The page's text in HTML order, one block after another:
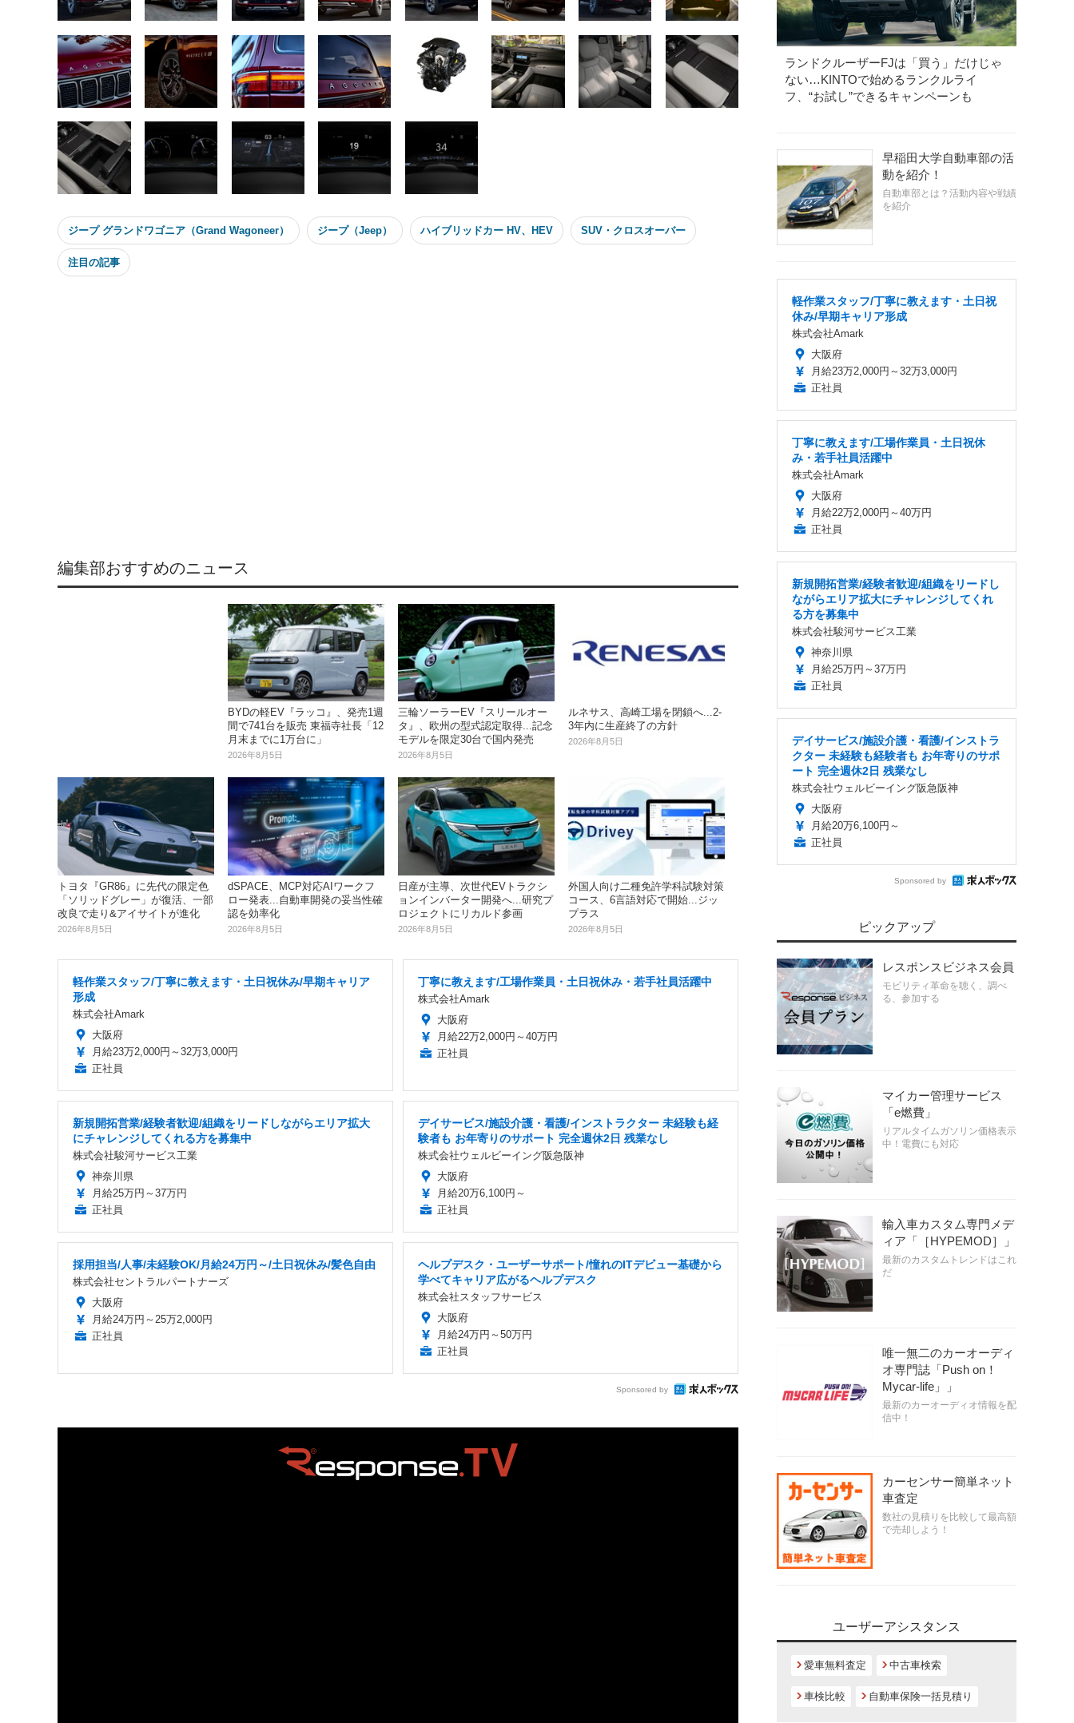
ジープ グランドワゴニア（Grand Wagoneer） ジープ（Jeep） ハイブリッドカー HV、HEV SUV・クロスオーバー
注目の記事
編集部おすすめのニュース
BYDの軽EV『ラッコ』、発売1週
間で741台を販売 東福寺社長「12
月末までに1万台に」
2026年8月5日
三輪ソーラーEV『スリールオー
タ』、欧州の型式認定取得...記念
モデルを限定30台で国内発売
2026年8月5日
ルネサス、高崎工場を閉鎖へ...2‐
3年内に生産終了の方針
2026年8月5日
トヨタ『GR86』に先代の限定色
「ソリッドグレー」が復活、一部
改良で走り&アイサイトが進化
2026年8月5日
dSPACE、MCP対応AIワークフ
ロー発表...自動車開発の妥当性確
認を効率化
2026年8月5日
日産が主導、次世代EVトラクシ
ョンインバーター開発へ...研究プ
ロジェクトにリカルド参画
2026年8月5日
外国人向け二種免許学科試験対策
コース、6言語対応で開始...ジッ
プラス
2026年8月5日
軽作業スタッフ/丁寧に教えます・土日祝休み/早期キャリア
形成
株式会社Amark
大阪府
月給23万2,000円～32万3,000円
正社員
丁寧に教えます/工場作業員・土日祝休み・若手社員活躍中
株式会社Amark
大阪府
月給22万2,000円～40万円
正社員
新規開拓営業/経験者歓迎/組織をリードしながらエリア拡大
にチャレンジしてくれる方を募集中
株式会社駿河サービス工業
神奈川県
月給25万円～37万円
正社員
デイサービス/施設介護・看護/インストラクター 未経験も経
験者も お年寄りのサポート 完全週休2日 残業なし
株式会社ウェルビーイング阪急阪神
大阪府
月給20万6,100円～
正社員
採用担当/人事/未経験OK/月給24万円～/土日祝休み/髪色自由
株式会社セントラルパートナーズ
大阪府
月給24万円～25万2,000円
正社員
ヘルプデスク・ユーザーサポート/憧れのITデビュー基礎から
学べてキャリア広がるヘルプデスク
株式会社スタッフサービス
大阪府
月給24万円～50万円
正社員
Sponsored by
ランドクルーザーFJは「買う」だけじゃ
ない…KINTOで始めるランクルライ
フ、“お試し”できるキャンペーンも
早稲田大学自動車部の活
動を紹介！
自動車部とは？活動内容や戦績
を紹介
軽作業スタッフ/丁寧に教えます・土日祝
休み/早期キャリア形成
株式会社Amark
大阪府
月給23万2,000円～32万3,000円
正社員
丁寧に教えます/工場作業員・土日祝休
み・若手社員活躍中
株式会社Amark
大阪府
月給22万2,000円～40万円
正社員
新規開拓営業/経験者歓迎/組織をリードし
ながらエリア拡大にチャレンジしてくれ
る方を募集中
株式会社駿河サービス工業
神奈川県
月給25万円～37万円
正社員
デイサービス/施設介護・看護/インストラ
クター 未経験も経験者も お年寄りのサポ
ート 完全週休2日 残業なし
株式会社ウェルビーイング阪急阪神
大阪府
月給20万6,100円～
正社員
Sponsored by
ピックアップ
レスポンスビジネス会員
モビリティ革命を聴く、調べ
る、参加する
マイカー管理サービス
「e燃費」
リアルタイムガソリン価格表示
中！電費にも対応
輸入車カスタム専門メデ
ィア「［HYPEMOD］」
最新のカスタムトレンドはこれ
だ
唯一無二のカーオーディ
オ専門誌「Push on！
Mycar-life」」
最新のカーオーディオ情報を配
信中！
カーセンサー簡単ネット
車査定
数社の見積りを比較して最高額
で売却しよう！
ユーザーアシスタンス
愛車無料査定 中古車検索
車検比較 自動車保険一括見積り